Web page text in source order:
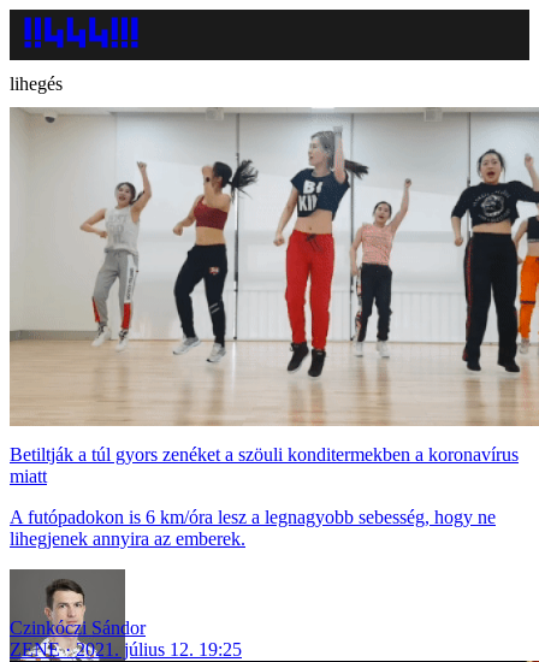
lihegés
Betiltják a túl gyors zenéket a szöuli konditermekben a koronavírus
miatt
A futópadokon is 6 km/óra lesz a legnagyobb sebesség, hogy ne
lihegjenek annyira az emberek.
Czinkóczi Sándor
ZENE
2021. július 12. 19:25